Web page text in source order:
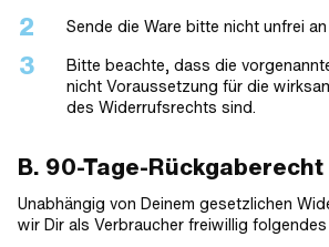
Sende die Ware bitte nicht unfrei
Bitte beachte, dass die
nicht Voraussetzung für die
des Widerrufsrechts sind.
B. 90-Tage-Rückgaberecht
Unabhängig von Deinem gesetzlichen
wir Dir als Verbraucher freiwillig